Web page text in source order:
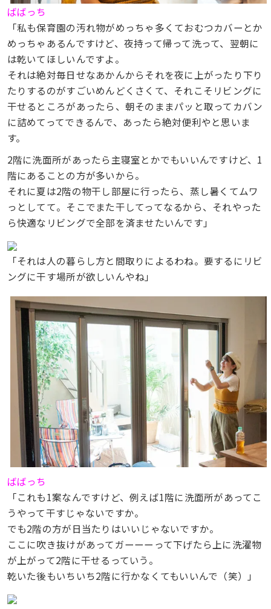
ばばっち
「私も保育園の汚れ物がめっちゃ多くておむつカバーとか
めっちゃあるんですけど、夜持って帰って洗って、翌朝に
は乾いてほしいんですよ。
それは絶対毎日せなあかんからそれを夜に上がったり下り
たりするのがすごいめんどくさくて、それこそリビングに
干せるところがあったら、朝そのままパッと取ってカバン
に詰めてってできるんで、あったら絶対便利やと思いま
す。
2階に洗面所があったら主寝室とかでもいいんですけど、1
階にあることの方が多いから。
それに夏は2階の物干し部屋に行ったら、蒸し暑くてムワ
っとしてて。そこでまた干してってなるから、それやった
ら快適なリビングで全部を済ませたいんです」
「それは人の暮らし方と間取りによるわね。要するにリビ
ングに干す場所が欲しいんやね」
ばばっち
「これも1案なんですけど、例えば1階に洗面所があってこ
うやって干すじゃないですか。
でも2階の方が日当たりはいいじゃないですか。
ここに吹き抜けがあってガーーーって下げたら上に洗濯物
が上がって2階に干せるっていう。
乾いた後もいちいち2階に行かなくてもいいんで（笑）」